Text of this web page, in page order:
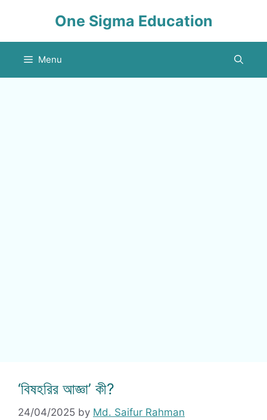
One Sigma Education
Menu
‘বিষহরির আজ্ঞা’ কী?
24/04/2025 by Md. Saifur Rahman